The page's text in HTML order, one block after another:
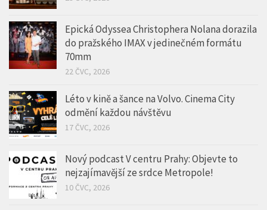
zamíří do českých kin již v září
29 ČVC, 2026
Epická Odyssea Christophera Nolana dorazila
do pražského IMAX v jedinečném formátu
70mm
odmění každou návštěvu
17 ČVC, 2026